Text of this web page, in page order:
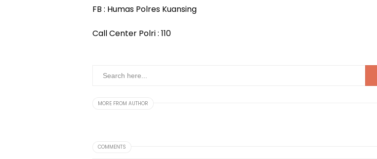
FB : Humas Polres Kuansing
Call Center Polri : 110
MORE FROM AUTHOR
COMMENTS